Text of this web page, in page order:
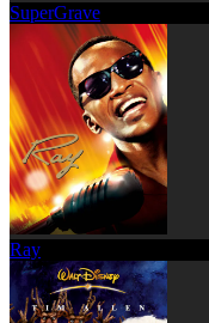
SuperGrave
Ray